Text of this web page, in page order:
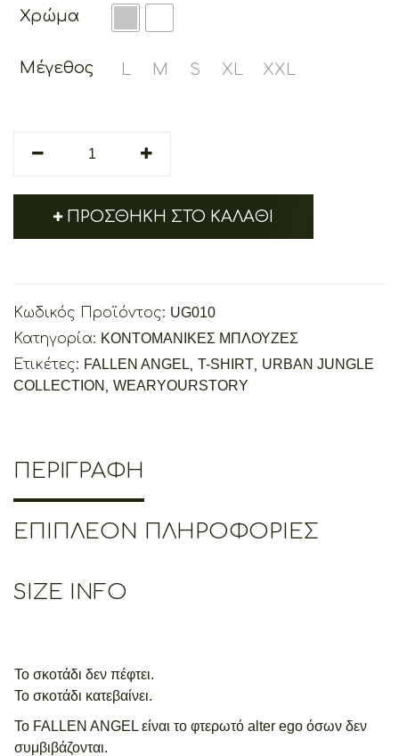
Χρώμα
Μέγεθος L M S XL XXL
ΠΡΟΣΘΉΚΗ ΣΤΟ ΚΑΛΆΘΙ
Κωδικός Προϊόντος: UG010
Κατηγορία: ΚΟΝΤΟΜΑΝΙΚΕΣ ΜΠΛΟΥΖΕΣ
Ετικέτες: FALLEN ANGEL, T-SHIRT, URBAN JUNGLE
COLLECTION , WEARYOURSTORY
ΠΕΡΙΓΡΑΦΉ
ΕΠΙΠΛΈΟΝ ΠΛΗΡΟΦΟΡΊΕΣ
SIZE INFO
Το σκοτάδι δεν πέφτει.
Το σκοτάδι κατεβαίνει.
Το FALLEN ANGEL είναι το φτερωτό alter ego όσων δεν
συμβιβάζονται.